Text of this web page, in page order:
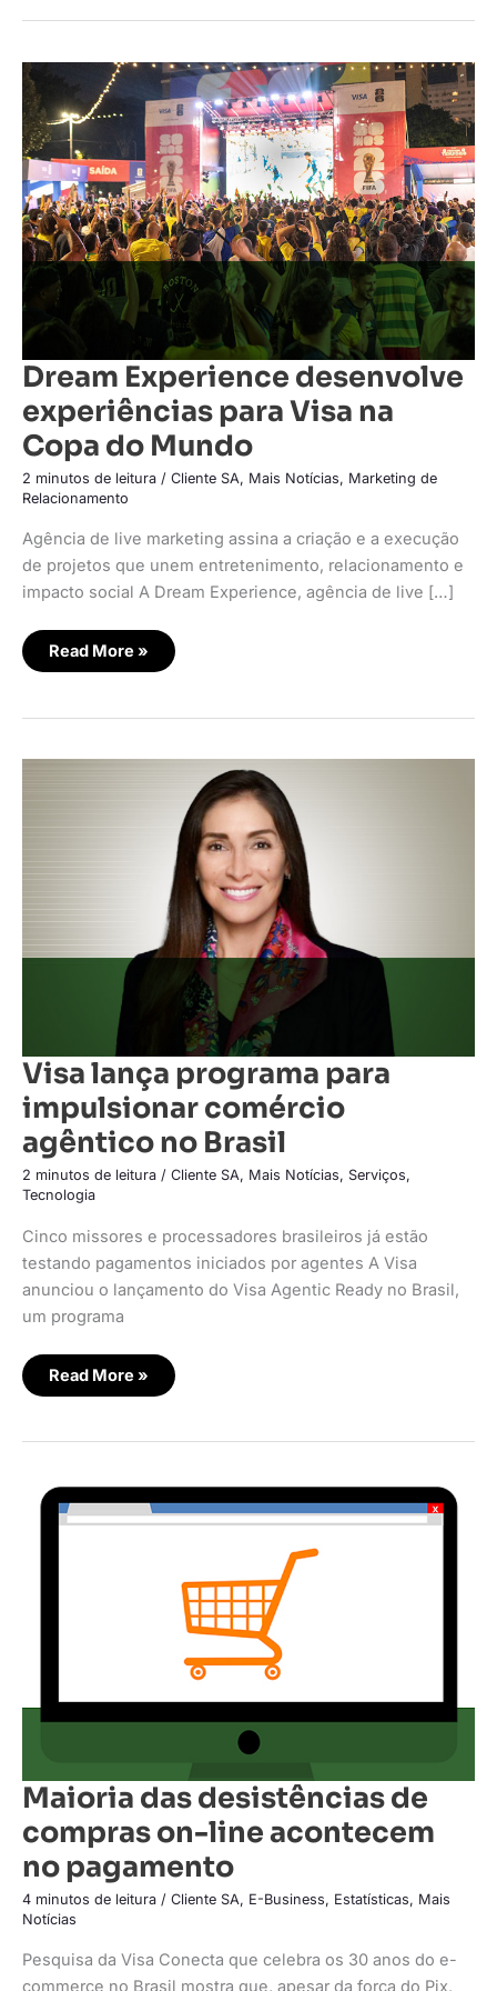
Dream Experience desenvolve
experiências para Visa na
Copa do Mundo
2 minutos de leitura / Cliente SA, Mais Notícias, Marketing de
Relacionamento
Agência de live marketing assina a criação e a execução
de projetos que unem entretenimento, relacionamento e
impacto social A Dream Experience, agência de live […]
Dream
Experience
desenvolve
experiências
para
Visa
na
Copa
do
Mundo
Read More »
Visa lança programa para
impulsionar comércio
agêntico no Brasil
2 minutos de leitura / Cliente SA, Mais Notícias, Serviços,
Tecnologia
Cinco missores e processadores brasileiros já estão
testando pagamentos iniciados por agentes A Visa
anunciou o lançamento do Visa Agentic Ready no Brasil,
um programa
Visa
Read More »
Maioria das desistências de
compras on-line acontecem
no pagamento
4 minutos de leitura / Cliente SA, E-Business, Estatísticas, Mais
Notícias
Pesquisa da Visa Conecta que celebra os 30 anos do e-
Maioria
das
desistências